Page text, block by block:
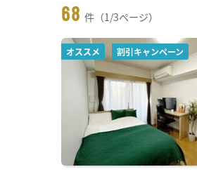
68 件（1/3ページ）
オススメ 割引キャンペーン